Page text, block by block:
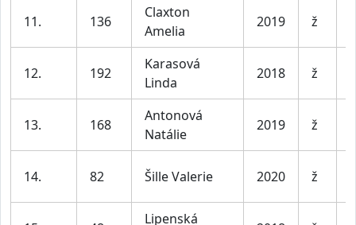
11. 136
Claxton
Amelia
2019 ž
12. 192
Karasová
Linda
2018 ž
13. 168
Antonová
Natálie
2019 ž
14. 82 Šille Valerie 2020 ž
Lipenská